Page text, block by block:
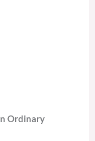
Ordinary